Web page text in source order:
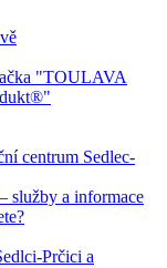
"TOULAVA
centrum Sedlec-
služby a informace
Prčici a